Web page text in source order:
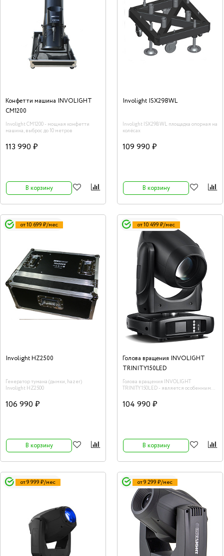
Конфетти машина INVOLIGHT
CM1200
Involight CM1200 - мощная конфетти
машина, выброс до 10 метров
113 990 ₽
В корзину
Involight ISX29BWL
Involight ISX29BWL площадка опорная на
колёсах
109 990 ₽
В корзину
от 10 699 ₽/мес
Involight HZ2500
Генератор тумана (дымки, hazer)
Involight HZ2500
106 990 ₽
В корзину
от 10 499 ₽/мес
Голова вращения INVOLIGHT
TRINITY150LED
Голова вращения INVOLIGHT
TRINITY150LED - является особенным
представлять сразу 3 эффекта (Spot /
Beam / Wash) в совершенстве.
104 990 ₽
В корзину
от 9 999 ₽/мес от 9 299 ₽/мес